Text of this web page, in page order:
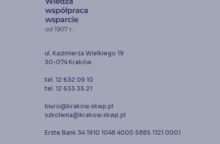
ul. Kazimierza Wielkiego 19
30-074 Kraków
tel. 12 632 09 10
tel. 12 633 35 21
biuro@krakow.skwp.pl
szkolenia@krakow.skwp.pl
Erste Bank 34 1910 1048 4000 5885 1121 0001